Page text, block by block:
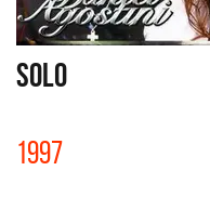
SOLO
1997